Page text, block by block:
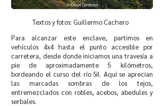
Textos y fotos: Guillermo Cachero
Para alcanzar este enclave, partimos en
vehículos 4x4 hasta el punto accesible por
carretera, desde donde iniciamos una travesía a
pie de aproximadamente 5 kilómetros,
bordeando el curso del río Sil. Aquí se aprecian
las marcadas sombras de los tejos,
entremezclados con robles, acebos, abedules y
serbales.